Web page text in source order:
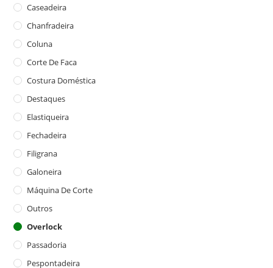
Caseadeira
Chanfradeira
Coluna
Corte De Faca
Costura Doméstica
Destaques
Elastiqueira
Fechadeira
Filigrana
Galoneira
Máquina De Corte
Outros
Overlock
Passadoria
Pespontadeira